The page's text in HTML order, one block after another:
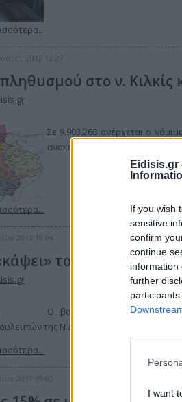
Eidisis.gr
If you wish
sensitive
confirm
continue
information
further
I want
2012 12:27
στο ν. Κιλκίς
Σε 9.903.268 ανέρχεται ο
ανακοίνωσε η Ελληνική
2012 19:04
το πετρέλαιο
Ο βουλευτής Κιλκίς της
της Ν.Δ. η οποία κατατέθηκε
2012 19:02